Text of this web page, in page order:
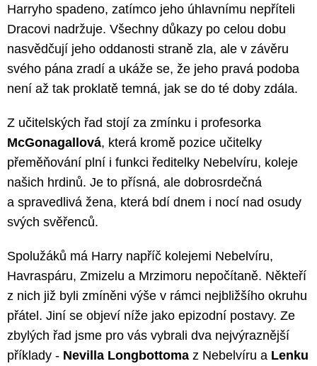
Harryho spadeno, zatímco jeho úhlavnímu nepříteli
Dracovi nadržuje. Všechny důkazy po celou dobu
nasvědčují jeho oddanosti straně zla, ale v závěru
svého pána zradí a ukáže se, že jeho pravá podoba
není až tak proklatě temná, jak se do té doby zdála.
Z učitelských řad stojí za zmínku i profesorka
McGonagallová, která kromě pozice učitelky
přeměňování plní i funkci ředitelky Nebelvíru, koleje
našich hrdinů. Je to přísná, ale dobrosrdečná
a spravedlivá žena, která bdí dnem i nocí nad osudy
svých svěřenců.
Spolužáků má Harry napříč kolejemi Nebelvíru,
Havraspáru, Zmizelu a Mrzimoru nepočítaně. Někteří
z nich již byli zmíněni výše v rámci nejbližšího okruhu
přátel. Jiní se objeví níže jako epizodní postavy. Ze
zbylých řad jsme pro vás vybrali dva nejvýraznější
příklady - Nevilla Longbottoma z Nebelvíru a Lenku